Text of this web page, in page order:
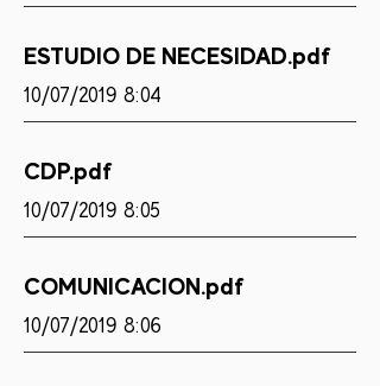
ESTUDIO DE NECESIDAD.pdf
10/07/2019 8:04
CDP.pdf
10/07/2019 8:05
COMUNICACION.pdf
10/07/2019 8:06